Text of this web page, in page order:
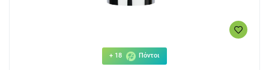
+ 18 Πόντοι